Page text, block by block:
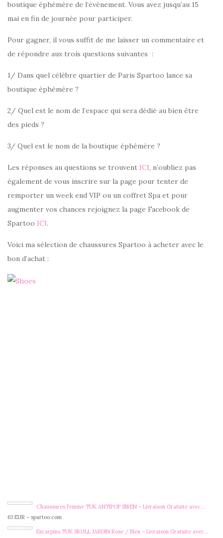
boutique éphémère de l’évènement. Vous avez jusqu’au 15
mai en fin de journée pour participer.
Pour gagner, il vous suffit de me laisser un commentaire et
de répondre aux trois questions suivantes :
1/ Dans quel célèbre quartier de Paris Spartoo lance sa
boutique éphémère ?
2/ Quel est le nom de l’espace qui sera dédié au bien être
des pieds ?
3/ Quel est le nom de la boutique éphémère ?
Les réponses au questions se trouvent ICI, n’oubliez pas
également de vous inscrire sur la page pour tenter de
remporter un week end VIP ou un coffret Spa et pour
augmenter vos chances rejoignez la page Facebook de
Spartoo ICI.
Voici ma sélection de chaussures Spartoo à acheter avec le
bon d’achat :
Chaussures Femme TUK ANTIPOP SIREN – Livraison Gratuite avec…
63 EUR – spartoo.com
Escarpins TUK SKULL JARDIN Rose / Bleu – Livraison Gratuite avec…